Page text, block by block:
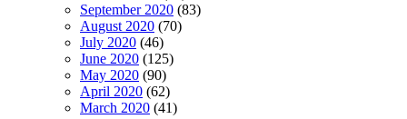
September 2020 (83)
August 2020 (70)
July 2020 (46)
June 2020 (125)
May 2020 (90)
April 2020 (62)
March 2020 (41)